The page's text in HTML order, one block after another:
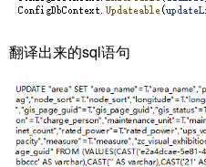
翻译出来的sql语句